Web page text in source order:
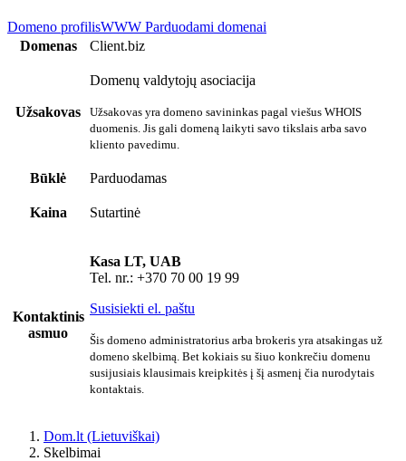
Domeno profilisWWW Parduodami domenai
Domenas
Client.biz
Užsakovas
Domenų valdytojų asociacija
Užsakovas yra domeno savininkas pagal viešus WHOIS
duomenis. Jis gali domeną laikyti savo tikslais arba savo
kliento pavedimu.
Būklė Parduodamas
Kaina Sutartinė
Kontaktinis
asmuo
Kasa LT, UAB
Tel. nr.: +370 70 00 19 99
Susisiekti el. paštu
Šis domeno administratorius arba brokeris yra atsakingas už
domeno skelbimą. Bet kokiais su šiuo konkrečiu domenu
susijusiais klausimais kreipkitės į šį asmenį čia nurodytais
kontaktais.
Dom.lt (Lietuviškai)
Skelbimai